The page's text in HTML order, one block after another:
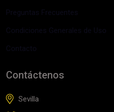
Preguntas Frecuentes
Condiciones Generales de Uso
Contacto
Contáctenos
Sevilla